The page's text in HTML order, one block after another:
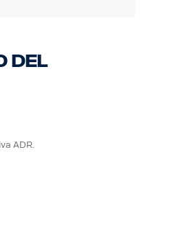
del
ADR.